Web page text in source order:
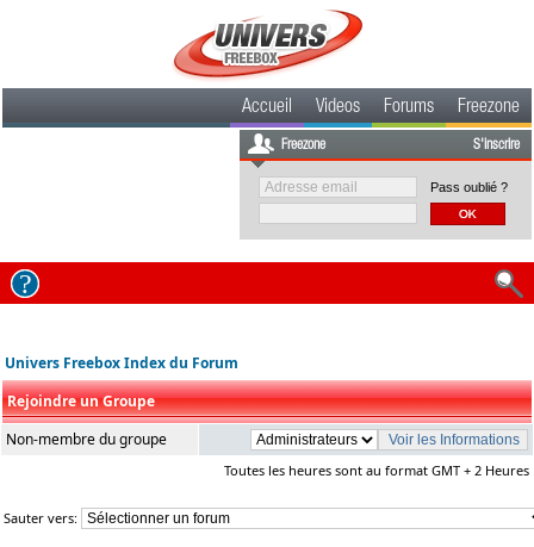
Accueil Videos Forums Freezone
Freezone S'inscrire
Pass oublié ?
Univers Freebox Index du Forum
Rejoindre un Groupe
Non-membre du groupe
Toutes les heures sont au format GMT + 2 Heures
Sauter vers: